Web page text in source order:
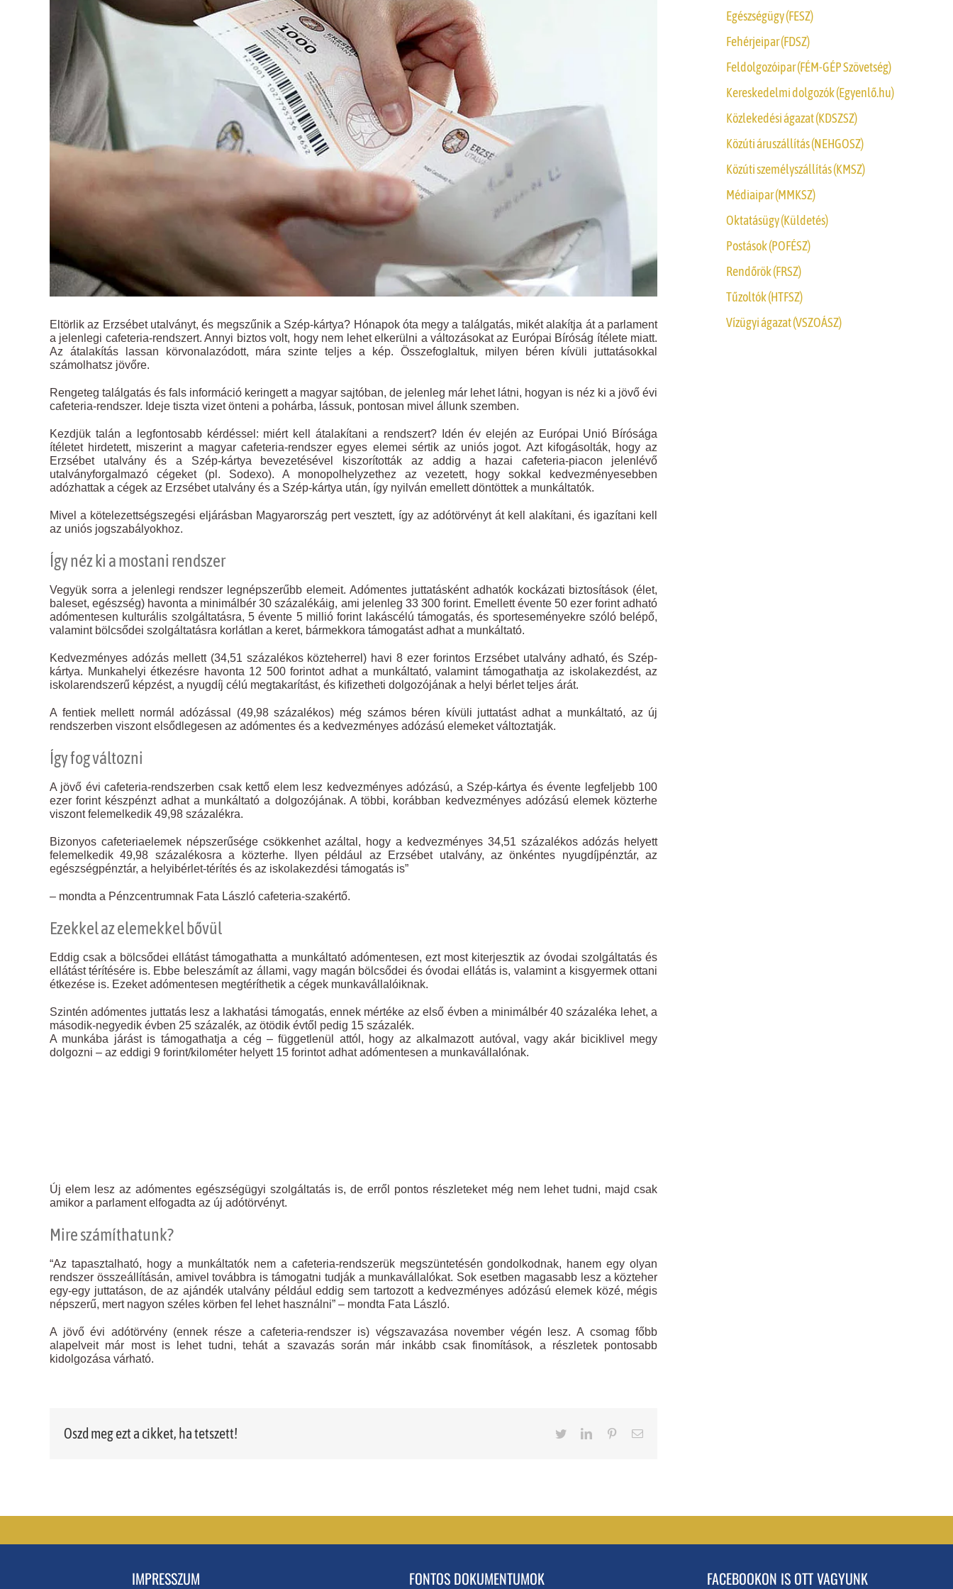
Eltörlik az Erzsébet utalványt, és megszűnik a Szép-kártya? Hónapok óta megy a találgatás, mikét alakítja át a parlament
a jelenlegi cafeteria-rendszert. Annyi biztos volt, hogy nem lehet elkerülni a változásokat az Európai Bíróság ítélete miatt.
Az átalakítás lassan körvonalazódott, mára szinte teljes a kép. Összefoglaltuk, milyen béren kívüli juttatásokkal
számolhatsz jövőre.
Rengeteg találgatás és fals információ keringett a magyar sajtóban, de jelenleg már lehet látni, hogyan is néz ki a jövő évi
cafeteria-rendszer. Ideje tiszta vizet önteni a pohárba, lássuk, pontosan mivel állunk szemben.
Kezdjük talán a legfontosabb kérdéssel: miért kell átalakítani a rendszert? Idén év elején az Európai Unió Bírósága
ítéletet hirdetett, miszerint a magyar cafeteria-rendszer egyes elemei sértik az uniós jogot. Azt kifogásolták, hogy az
Erzsébet utalvány és a Szép-kártya bevezetésével kiszorították az addig a hazai cafeteria-piacon jelenlévő
utalványforgalmazó cégeket (pl. Sodexo). A monopolhelyzethez az vezetett, hogy sokkal kedvezményesebben
adózhattak a cégek az Erzsébet utalvány és a Szép-kártya után, így nyilván emellett döntöttek a munkáltatók.
Mivel a kötelezettségszegési eljárásban Magyarország pert vesztett, így az adótörvényt át kell alakítani, és igazítani kell
az uniós jogszabályokhoz.
Így néz ki a mostani rendszer
Vegyük sorra a jelenlegi rendszer legnépszerűbb elemeit. Adómentes juttatásként adhatók kockázati biztosítások (élet,
baleset, egészség) havonta a minimálbér 30 százalékáig, ami jelenleg 33 300 forint. Emellett évente 50 ezer forint adható
adómentesen kulturális szolgáltatásra, 5 évente 5 millió forint lakáscélú támogatás, és sporteseményekre szóló belépő,
valamint bölcsődei szolgáltatásra korlátlan a keret, bármekkora támogatást adhat a munkáltató.
Kedvezményes adózás mellett (34,51 százalékos közteherrel) havi 8 ezer forintos Erzsébet utalvány adható, és Szép-
kártya. Munkahelyi étkezésre havonta 12 500 forintot adhat a munkáltató, valamint támogathatja az iskolakezdést, az
iskolarendszerű képzést, a nyugdíj célú megtakarítást, és kifizetheti dolgozójának a helyi bérlet teljes árát.
A fentiek mellett normál adózással (49,98 százalékos) még számos béren kívüli juttatást adhat a munkáltató, az új
rendszerben viszont elsődlegesen az adómentes és a kedvezményes adózású elemeket változtatják.
Így fog változni
A jövő évi cafeteria-rendszerben csak kettő elem lesz kedvezményes adózású, a Szép-kártya és évente legfeljebb 100
ezer forint készpénzt adhat a munkáltató a dolgozójának. A többi, korábban kedvezményes adózású elemek közterhe
viszont felemelkedik 49,98 százalékra.
Bizonyos cafeteriaelemek népszerűsége csökkenhet azáltal, hogy a kedvezményes 34,51 százalékos adózás helyett
felemelkedik 49,98 százalékosra a közterhe. Ilyen például az Erzsébet utalvány, az önkéntes nyugdíjpénztár, az
egészségpénztár, a helyibérlet-térítés és az iskolakezdési támogatás is”
– mondta a Pénzcentrumnak Fata László cafeteria-szakértő.
Ezekkel az elemekkel bővül
Eddig csak a bölcsődei ellátást támogathatta a munkáltató adómentesen, ezt most kiterjesztik az óvodai szolgáltatás és
ellátást térítésére is. Ebbe beleszámít az állami, vagy magán bölcsődei és óvodai ellátás is, valamint a kisgyermek ottani
étkezése is. Ezeket adómentesen megtéríthetik a cégek munkavállalóiknak.
Szintén adómentes juttatás lesz a lakhatási támogatás, ennek mértéke az első évben a minimálbér 40 százaléka lehet, a
második-negyedik évben 25 százalék, az ötödik évtől pedig 15 százalék.
A munkába járást is támogathatja a cég – függetlenül attól, hogy az alkalmazott autóval, vagy akár biciklivel megy
dolgozni – az eddigi 9 forint/kilométer helyett 15 forintot adhat adómentesen a munkavállalónak.
Új elem lesz az adómentes egészségügyi szolgáltatás is, de erről pontos részleteket még nem lehet tudni, majd csak
amikor a parlament elfogadta az új adótörvényt.
Mire számíthatunk?
“Az tapasztalható, hogy a munkáltatók nem a cafeteria-rendszerük megszüntetésén gondolkodnak, hanem egy olyan
rendszer összeállításán, amivel továbbra is támogatni tudják a munkavállalókat. Sok esetben magasabb lesz a közteher
egy-egy juttatáson, de az ajándék utalvány például eddig sem tartozott a kedvezményes adózású elemek közé, mégis
népszerű, mert nagyon széles körben fel lehet használni” – mondta Fata László.
A jövő évi adótörvény (ennek része a cafeteria-rendszer is) végszavazása november végén lesz. A csomag főbb
alapelveit már most is lehet tudni, tehát a szavazás során már inkább csak finomítások, a részletek pontosabb
kidolgozása várható.
Oszd meg ezt a cikket, ha tetszett! TwitterLinkedInPinterestEmail
Egészségügy (FESZ)
Fehérjeipar (FDSZ)
Feldolgozóipar (FÉM-GÉP Szövetség)
Kereskedelmi dolgozók (Egyenlő.hu)
Közlekedési ágazat (KDSZSZ)
Közúti áruszállítás (NEHGOSZ)
Közúti személyszállítás (KMSZ)
Médiaipar (MMKSZ)
Oktatásügy (Küldetés)
Postások (POFÉSZ)
Rendőrök (FRSZ)
Tűzoltók (HTFSZ)
Vízügyi ágazat (VSZOÁSZ)
IMPRESSZUM FONTOS DOKUMENTUMOK FACEBOOKON IS OTT VAGYUNK